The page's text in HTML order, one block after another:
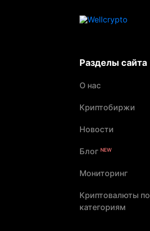
Разделы сайта
О нас
Криптобиржи
Новости
Блог NEW
Мониторинг
Криптовалюты по
категориям